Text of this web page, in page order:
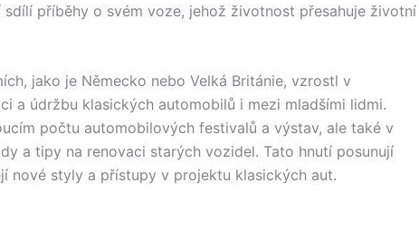
příběhy o svém voze, jehož životnost přesahuje životní
jako je Německo nebo Velká Británie, vzrostl v
a údržbu klasických automobilů i mezi mladšími lidmi.
počtu automobilových festivalů a výstav, ale také v
a tipy na renovaci starých vozidel. Tato hnutí posunují
nové styly a přístupy v projektu klasických aut.